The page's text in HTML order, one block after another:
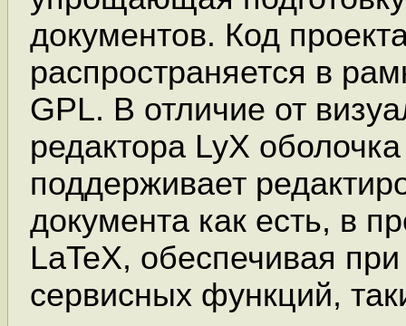
документов. Код
распространяется в
GPL. В отличие от
редактора LyX
поддерживает
документа как есть, в
LaTeX, обеспечивая
сервисных функций,